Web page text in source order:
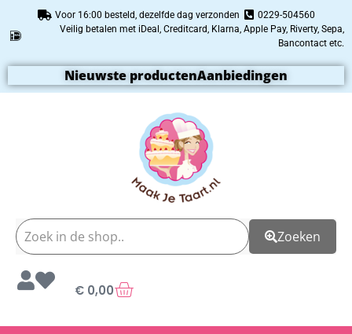
Voor 16:00 besteld, dezelfde dag verzonden
0229-504560
Veilig betalen met iDeal, Creditcard, Klarna, Apple Pay, Riverty, Sepa,
Bancontact etc.
Nieuwste productenAanbiedingen
Zoeken
€ 0,00